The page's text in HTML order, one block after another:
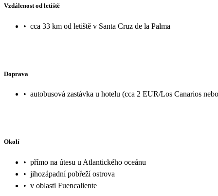
Vzdálenost od letiště
• cca 33 km od letiště v Santa Cruz de la Palma
Doprava
• autobusová zastávka u hotelu (cca 2 EUR/Los Canarios
Okolí
• přímo na útesu u Atlantického oceánu
• jihozápadní pobřeží ostrova
• v oblasti Fuencaliente